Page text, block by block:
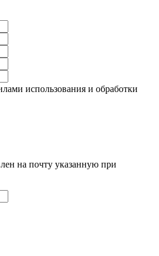
использования и обработки
на почту указанную при